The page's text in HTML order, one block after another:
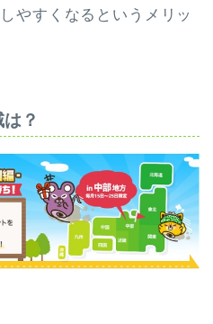
やすくなる というメリッ
？